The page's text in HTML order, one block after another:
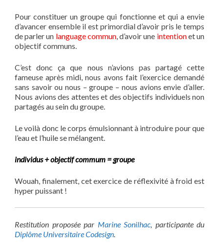
Pour constituer un groupe qui fonctionne et qui a envie
d’avancer ensemble il est primordial d’avoir pris le temps
de parler un language commun, d’avoir une intentionet un
objectif communs.
C’est donc ça que nous n’avions pas partagé cette
fameuse après midi, nous avons fait l’exercice demandé
sans savoir ou nous – groupe – nous avions envie d’aller.
Nous avions des attentes et des objectifs individuels non
partagés au sein du groupe.
Le voilà donc le corps émulsionnant à introduire pour que
l’eau et l’huile se mélangent.
individus + objectif commum = groupe
Wouah, finalement, cet exercice de réflexivité à froid est
hyper puissant !
Restitution proposée par Marine Sonilhac, participante du
Diplôme Universitaire Codesign.